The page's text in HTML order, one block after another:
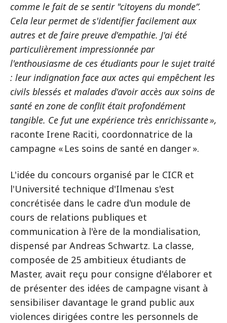
comme le fait de se sentir "citoyens du mondeˮ.
Cela leur permet de s'identifier facilement aux
autres et de faire preuve d'empathie. J'ai été
particulièrement impressionnée par
l'enthousiasme de ces étudiants pour le sujet traité
: leur indignation face aux actes qui empêchent les
civils blessés et malades d'avoir accès aux soins de
santé en zone de conflit était profondément
tangible. Ce fut une expérience très enrichissante »,
raconte Irene Raciti, coordonnatrice de la
campagne « Les soins de santé en danger ».
L'idée du concours organisé par le CICR et
l'Université technique d'Ilmenau s'est
concrétisée dans le cadre d'un module de
cours de relations publiques et
communication à l'ère de la mondialisation,
dispensé par Andreas Schwartz. La classe,
composée de 25 ambitieux étudiants de
Master, avait reçu pour consigne d'élaborer et
de présenter des idées de campagne visant à
sensibiliser davantage le grand public aux
violences dirigées contre les personnels de